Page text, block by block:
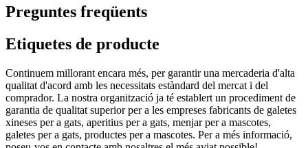
Preguntes freqüents
Etiquetes de producte
Continuem millorant encara més, per garantir una mercaderia d'alta
qualitat d'acord amb les necessitats estàndard del mercat i del
comprador. La nostra organització ja té establert un procediment de
garantia de qualitat superior per a les empreses fabricants de galetes
xineses per a gats, aperitius per a gats, menjar per a mascotes,
galetes per a gats, productes per a mascotes. Per a més informació,